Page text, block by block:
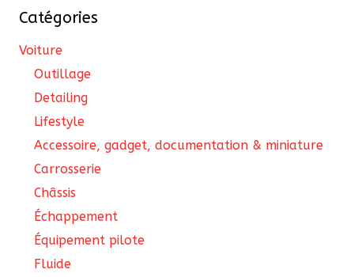
Catégories
Voiture
Outillage
Detailing
Lifestyle
Accessoire, gadget, documentation & miniature
Carrosserie
Châssis
Échappement
Équipement pilote
Fluide